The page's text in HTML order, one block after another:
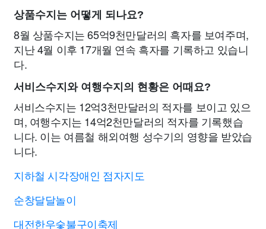
상품수지는 어떻게 되나요?
8월 상품수지는 65억9천만달러의 흑자를 보여주며,
지난 4월 이후 17개월 연속 흑자를 기록하고 있습니
다.
서비스수지와 여행수지의 현황은 어때요?
서비스수지는 12억3천만달러의 적자를 보이고 있으
며, 여행수지는 14억2천만달러의 적자를 기록했습
니다. 이는 여름철 해외여행 성수기의 영향을 받았습
니다.
지하철 시각장애인 점자지도
순창달달놀이
대전한우숯불구이축제